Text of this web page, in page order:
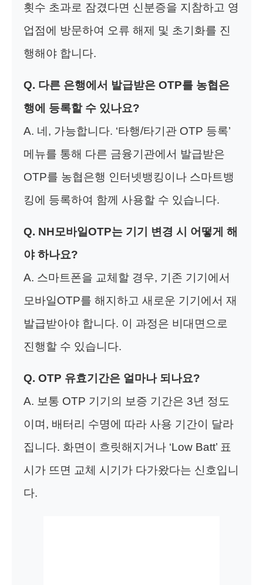
횟수 초과로 잠겼다면 신분증을 지참하고 영
업점에 방문하여 오류 해제 및 초기화를 진
행해야 합니다.
Q. 다른 은행에서 발급받은 OTP를 농협은
행에 등록할 수 있나요?
A. 네, 가능합니다. ‘타행/타기관 OTP 등록’
메뉴를 통해 다른 금융기관에서 발급받은
OTP를 농협은행 인터넷뱅킹이나 스마트뱅
킹에 등록하여 함께 사용할 수 있습니다.
Q. NH모바일OTP는 기기 변경 시 어떻게 해
야 하나요?
A. 스마트폰을 교체할 경우, 기존 기기에서
모바일OTP를 해지하고 새로운 기기에서 재
발급받아야 합니다. 이 과정은 비대면으로
진행할 수 있습니다.
Q. OTP 유효기간은 얼마나 되나요?
A. 보통 OTP 기기의 보증 기간은 3년 정도
이며, 배터리 수명에 따라 사용 기간이 달라
집니다. 화면이 흐릿해지거나 ‘Low Batt’ 표
시가 뜨면 교체 시기가 다가왔다는 신호입니
다.